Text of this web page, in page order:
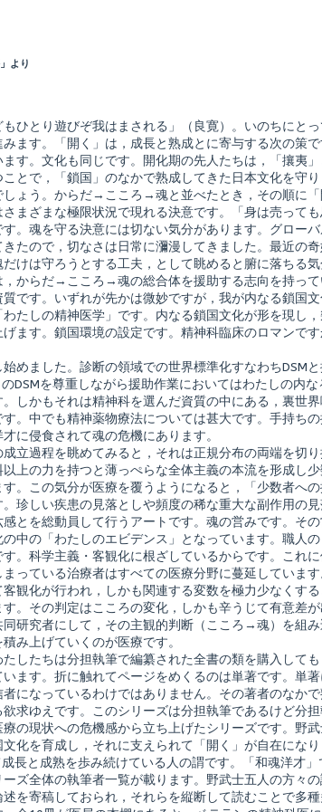
より
もひとり遊びぞ我はまされる」（良寛）。いのちにと
ます。「開く」は，成長と熟成とに寄与する次の策
す。文化も同じです。開化期の先人たちは，「攘夷
とで，「鎖国」のなかで熟成してきた日本文化を守
ょう。からだ→こころ→魂と並べたとき，その順に「
まざまな極限状況で現れる決意です。「身は売って
。魂を守る決意には切ない気分があります。グロー
たので，切なさは日常に瀰漫してきました。最近の奇
けは守ろうとする工夫，として眺めると腑に落ちる気
からだ→こころ→魂の総合体を援助する志向を持って
です。いずれが先かは微妙ですが，我が内なる鎖国
たしの精神医学」です。内なる鎖国文化が形を現し
ます。鎖国環境の設定です。精神科臨床のロマンで
めました。診断の領域での世界標準化すなわちDSM
DSMを尊重しながら援助作業においてはわたしの内
しかもそれは精神科を選んだ資質の中にある，裏世
。中でも精神薬物療法については甚大です。手持ち
に侵食されて魂の危機にあります。
立過程を眺めてみると，それは正規分布の両端を切
上の力を持つと薄っぺらな全体主義の本流を形成し
。この気分が医療を覆うようになると，「少数者へ
珍しい疾患の見落としや頻度の稀な重大な副作用の
とを総動員して行うアートです。魂の営みです。そ
中の「わたしのエビデンス」となっています。職人の
。科学主義・客観化に根ざしているからです。これ
っている治療者はすべての医療分野に蔓延していま
観化が行われ，しかも関連する変数を極力少なくす
。その判定はこころの変化，しかも辛うじて有意差
研究者にして，その主観的判断（こころ→魂）を組
み上げていくのが医療です。
したちは分担執筆で編纂された全書の類を購入して
ます。折に触れてページをめくるのは単著です。単
になっているわけではありません。その著者のなか
求ゆえです。このシリーズは分担執筆であるけど分担
の現状への危機感から立ち上げたシリーズです。野
化を育成し，それに支えられて「開く」が自在にな
長と成熟を歩み続けている人の謂です。「和魂洋才
ズ全体の執筆者一覧が載ります。野武士五人の方々
を寄稿しておられ，それらを縦断して読むことで多